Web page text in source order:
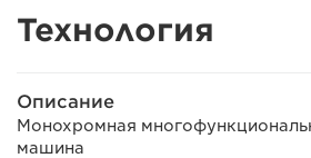
Технология
Описание
Монохромная
машина